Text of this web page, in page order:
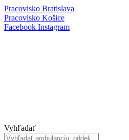
Preskočiť
na
obsah
Pracovisko Bratislava
Pracovisko Košice
Facebook Instagram
Vyhľadať